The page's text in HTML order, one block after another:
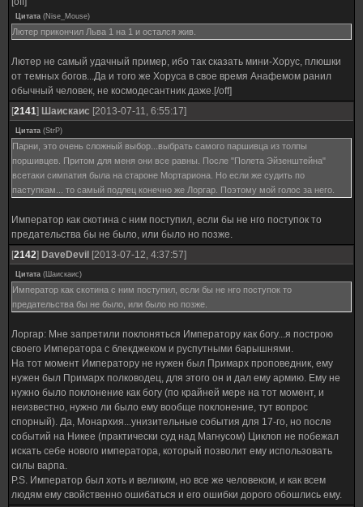
Цитата (Nise_Mouse)
Лютер прикончил Льва 1 на 1 и остался жив.
Лютер не самый удачный пример, ибо так сказать мини-Хорус, плюшки
от темных богов...Да и того же Хоруса в свое время Анафемом ранил
обычный человек, не космодесантник даже.[/off]
[2141] Шаискаис [2013-07-11, 6:55:17]
Цитата (StrP)
Парни, это очень сложный выбор...выбрать самого паршивца из толпы
поршивцев. Притом для меня они все равны. После "Полета Эйзенштейна"
всетаки симпатия была на староне Мортариона. Но если же судить по
паступкам... то самый подлец конечно же Лоргар. Поэтому мой голос за него.
Император как скотина с ним поступил, если бы не нго поступок то
предательства бы не было, или было но позже.
[2142] DaveDevil [2013-07-12, 4:37:57]
Цитата (Шаискаис)
Император как скотина с ним поступил, если бы не нго поступок то
предательства бы не было, или было но позже.
Лоргар: Мне запретили поклоняться Императору как богу...я построю
своего Императора с блекджеком и руспутными барышнями.
На тот момент Императору не нужен был Примарх проповедник, ему
нужен был Примарх полководец, для этого он и дал ему армию. Ему не
нужно было поклонение как богу (по крайней мере на тот момент, и
неизвестно, нужно ли было ему вообще поклонение, тут вопрос
спорный). Да, Монархия...унизительные события для 17-го, но после
событий на Никее (практически суд над Магнусом) Циклоп не побежал
искать себе нового императора, который позволит ему использовать
силы варпа.
P.S. Император был хоть и великим, но все же человеком, и как всем
людям ему свойственно ошибаться и его ошибки дорого обошлись ему.